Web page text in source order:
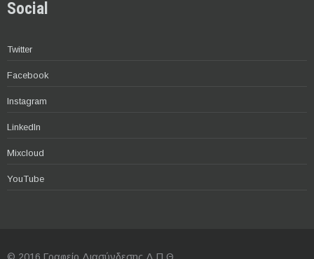
Social
Twitter
Facebook
Instagram
LinkedIn
Mixcloud
YouTube
© 2016 Γραφείο Διασύνδεσης Δ.Π.Θ.